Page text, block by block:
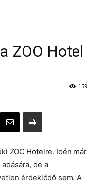
ZOO Hotel
159
ZOO Hotelre. Idén már
de a
érdeklődő sem. A